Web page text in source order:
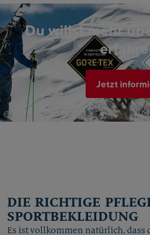
© 2019 W. L. Gore & Associates GmbH
Du willst mehr
Jetzt
DIE RICHTIGE
SPORTBEKLEIDUNG
Es ist vollkommen natürlich, dass